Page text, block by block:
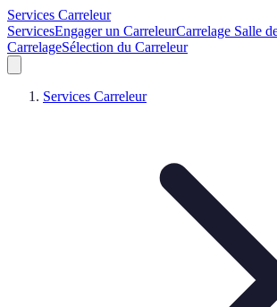
Services Carreleur
ServicesEngager un CarreleurCarrelage Salle
CarrelageSélection du Carreleur
Services Carreleur